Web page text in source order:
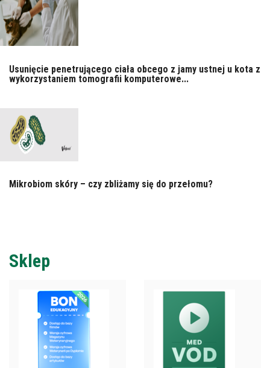
Usunięcie penetrującego ciała obcego z jamy ustnej u kota z
wykorzystaniem tomografii komputerowe...
Mikrobiom skóry – czy zbliżamy się do przełomu?
Sklep